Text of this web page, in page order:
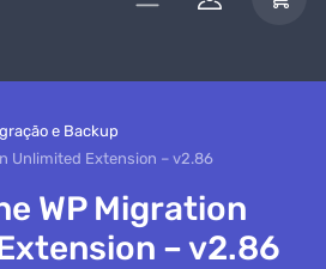
e Backup
Unlimited Extension – v2.86
WP Migration
– v2.86